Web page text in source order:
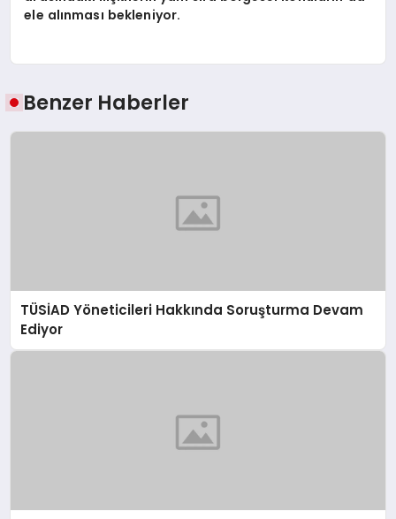
ele alınması bekleniyor.
Benzer Haberler
TÜSİAD Yöneticileri Hakkında Soruşturma Devam
Ediyor